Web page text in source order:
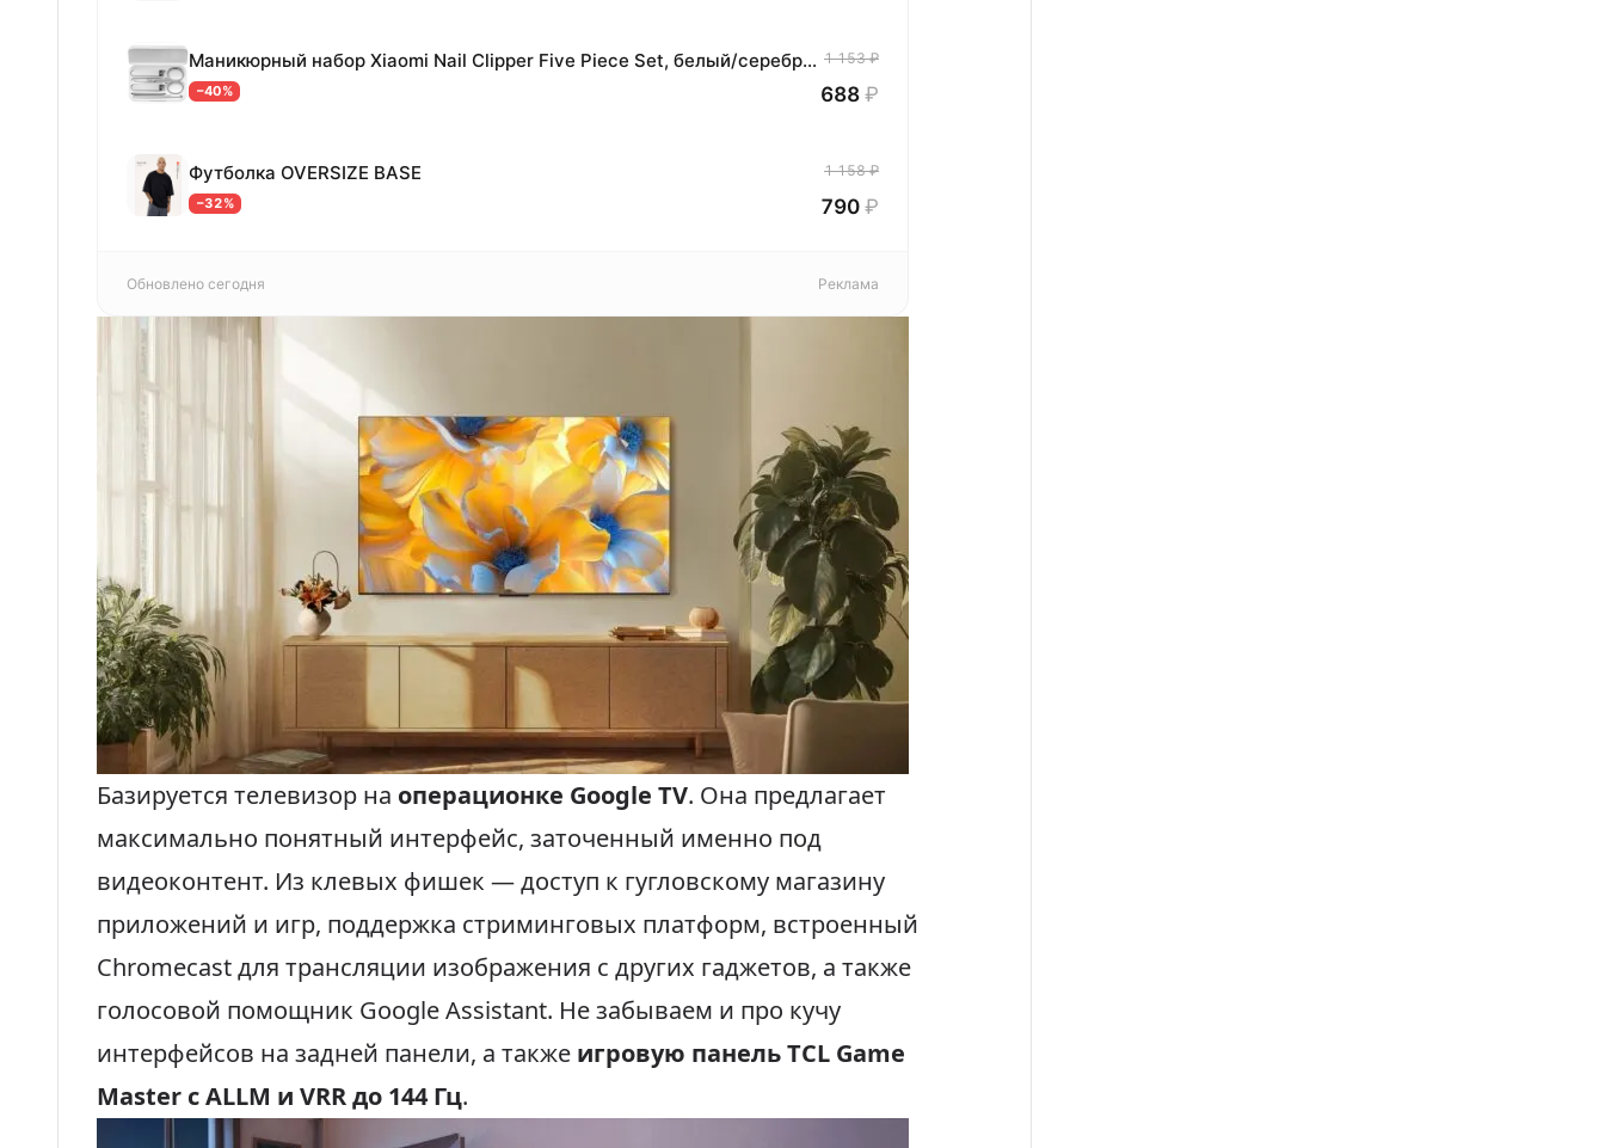
Маникюрный набор Xiaomi Nail Clipper Five Piece Set, белый/серебристый, 5 предметов
−40%
1 153 ₽
688 ₽
Футболка OVERSIZE BASE
−32%
1 158 ₽
790 ₽
Обновлено сегодня Реклама
Базируется телевизор на операционке Google TV. Она предлагает
максимально понятный интерфейс, заточенный именно под
видеоконтент. Из клевых фишек — доступ к гугловскому магазину
приложений и игр, поддержка стриминговых платформ, встроенный
Chromecast для трансляции изображения с других гаджетов, а также
голосовой помощник Google Assistant. Не забываем и про кучу
интерфейсов на задней панели, а также игровую панель TCL Game
Master с ALLM и VRR до 144 Гц.